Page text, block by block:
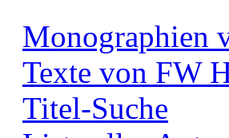
Monographien
Texte von FW
Titel-Suche